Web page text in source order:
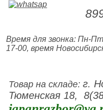
Время для звонка: Пн-
17-00, время
Товар на складе:г.
Тюменская 18,